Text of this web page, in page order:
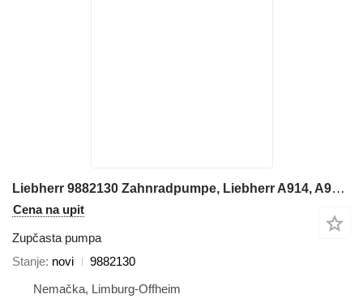
Liebherr 9882130 Zahnradpumpe, Liebherr A914, A924 zupčasta pumpa za Liebherr A924 bagera
Cena na upit
Zupčasta pumpa
Stanje novi
9882130
Nemačka, Limburg-Offheim